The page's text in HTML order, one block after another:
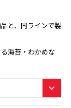
と、同ラインで製
海苔・わかめな